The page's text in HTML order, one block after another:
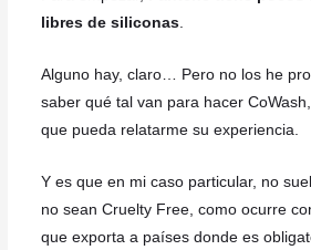
libres de siliconas.
Alguno hay, claro… Pero no los he
saber qué tal van para hacer
que pueda relatarme su experiencia.
Y es que en mi caso particular, no
no sean Cruelty Free, como ocurre
que exporta a países donde es